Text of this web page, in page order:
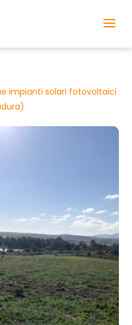
impianti solari fotovoltaici